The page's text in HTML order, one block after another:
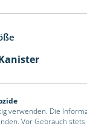
verwenden. Die
Vor Gebrauch